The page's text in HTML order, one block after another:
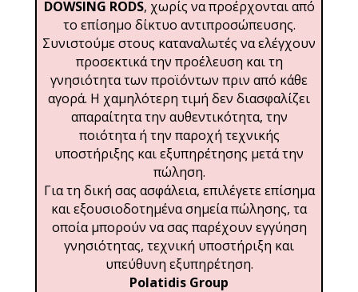
DOWSING RODS, χωρίς να προέρχονται από
το επίσημο δίκτυο αντιπροσώπευσης.
Συνιστούμε στους καταναλωτές να ελέγχουν
προσεκτικά την προέλευση και τη
γνησιότητα των προϊόντων πριν από κάθε
αγορά. Η χαμηλότερη τιμή δεν διασφαλίζει
απαραίτητα την αυθεντικότητα, την
ποιότητα ή την παροχή τεχνικής
υποστήριξης και εξυπηρέτησης μετά την
πώληση.
Για τη δική σας ασφάλεια, επιλέγετε επίσημα
και εξουσιοδοτημένα σημεία πώλησης, τα
οποία μπορούν να σας παρέχουν εγγύηση
γνησιότητας, τεχνική υποστήριξη και
υπεύθυνη εξυπηρέτηση.
Polatidis Group